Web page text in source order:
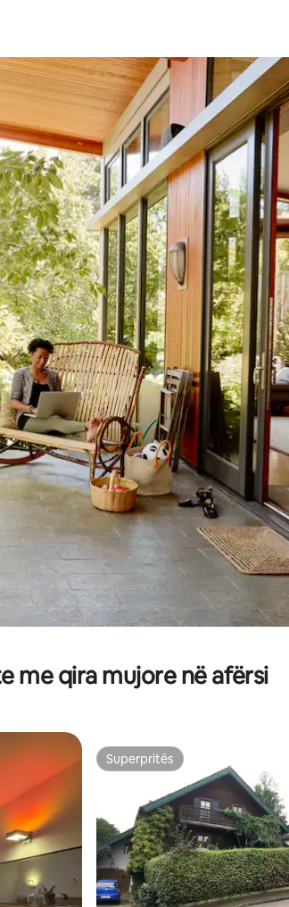
e poshtë ose eksploro duke prekur ose duke
me qira mujore në afërsi
Superpritës
Superpritës